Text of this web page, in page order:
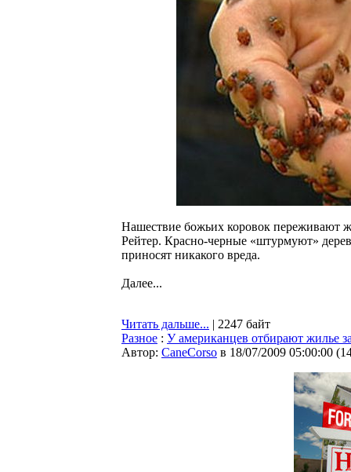
Нашествие божьих коровок переживают
Рейтер. Красно-черные «штурмуют»
приносят никакого вреда.
Далее...
Читать дальше... | 2247 байт
Разное : У американцев отбирают жилье
Автор: CaneCorso в 18/07/2009 05:00:00 (